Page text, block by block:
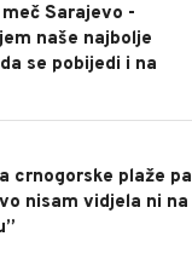
Sarajevo -
naše najbolje
se pobijedi i na
crnogorske plaže pa
nisam vidjela ni na